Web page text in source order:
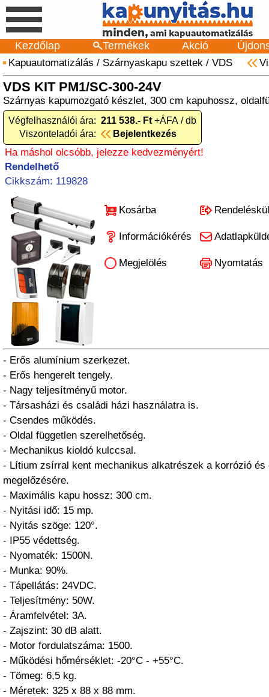
Kezdőlap Termékek Akció
Kapuautomatizálás / Szárnyaskapu szettek / VDS
VDS KIT PM1/SC-300-24V
Szárnyas kapumozgató készlet, 300 cm kapuhossz,
Végfelhasználói ára: 211 538.- Ft +ÁFA / db
Viszonteladói ára:
Bejelentkezés
Ha máshol olcsóbb, jelezze kedvezményért!
Rendelhető
Cikkszám: 119828
Kosárba
Információkérés
Megjelölés Nyomtatás
- Erős alumínium szerkezet.
- Erős hengerelt tengely.
- Nagy teljesítményű motor.
- Társasházi és családi házi használatra is.
- Csendes működés.
- Oldal független szerelhetőség.
- Mechanikus kioldó kulccsal.
- Lítium zsírral kent mechanikus alkatrészek a korrózió és
megelőzésére.
- Maximális kapu hossz: 300 cm.
- Nyitási idő: 15 mp.
- Nyitás szöge: 120°.
- IP55 védettség.
- Nyomaték: 1500N.
- Munka: 90%.
- Tápellátás: 24VDC.
- Teljesítmény: 50W.
- Áramfelvétel: 3A.
- Zajszint: 30 dB alatt.
- Motor fordulatszáma: 1500.
- Működési hőmérséklet: -20°C - +55°C.
- Tömeg: 6,5 kg.
- Méretek: 325 x 88 x 88 mm.